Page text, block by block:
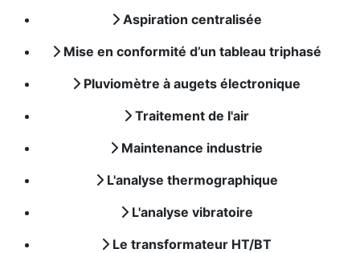
Aspiration centralisée
Mise en conformité d’un tableau triphasé
Pluviomètre à augets électronique
Traitement de l'air
Maintenance industrie
L'analyse thermographique
L'analyse vibratoire
Le transformateur HT/BT